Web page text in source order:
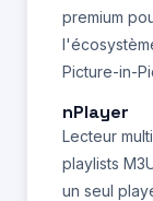
premium
Picture-in-
nPlayer
Lecteur
playlists
un seul